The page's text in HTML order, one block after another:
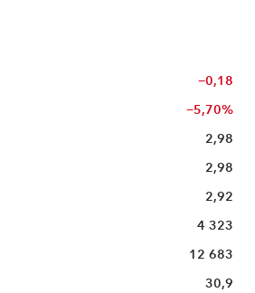
−0,18
−5,70%
2,98
2,98
2,92
4 323
12 683
30,9